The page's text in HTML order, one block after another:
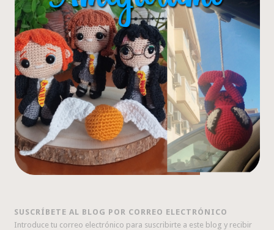
SUSCRÍBETE AL BLOG POR CORREO ELECTRÓNICO
Introduce tu correo electrónico para suscribirte a este blog y recibir